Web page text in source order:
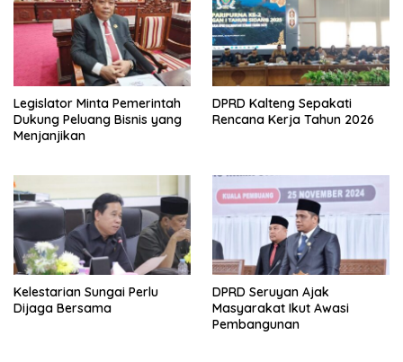
Legislator Minta Pemerintah
Dukung Peluang Bisnis yang
Menjanjikan
DPRD Kalteng Sepakati
Rencana Kerja Tahun 2026
Kelestarian Sungai Perlu
Dijaga Bersama
DPRD Seruyan Ajak
Masyarakat Ikut Awasi
Pembangunan